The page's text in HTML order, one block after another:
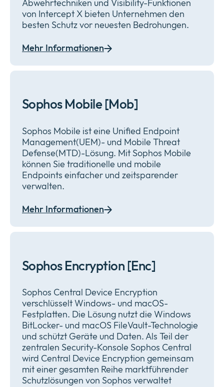
Abwehrtechniken und Visibility-Funktionen
von Intercept X bieten Unternehmen den
besten Schutz vor neuesten Bedrohungen.
Mehr Informationen
Sophos Mobile [Mob]
Sophos Mobile ist eine Unified Endpoint
Management(UEM)- und Mobile Threat
Defense(MTD)-Lösung. Mit Sophos Mobile
können Sie traditionelle und mobile
Endpoints einfacher und zeitsparender
verwalten.
Mehr Informationen
Sophos Encryption [Enc]
Sophos Central Device Encryption
verschlüsselt Windows- und macOS-
Festplatten. Die Lösung nutzt die Windows
BitLocker- und macOS FileVault-Technologie
und schützt Geräte und Daten. Als Teil der
zentralen Security-Konsole Sophos Central
wird Central Device Encryption gemeinsam
mit einer gesamten Reihe marktführender
Schutzlösungen von Sophos verwaltet